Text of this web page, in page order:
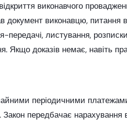
виконавчого
документ виконавцю,
передачі, листування,
доказів немає, навіть
періодичними
передбачає нарахування